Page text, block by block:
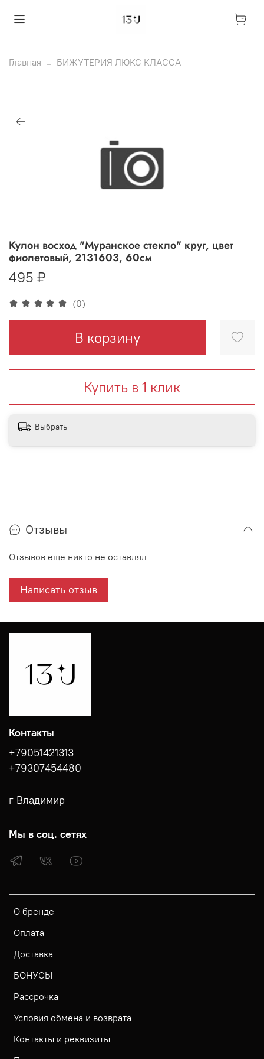
Главная БИЖУТЕРИЯ ЛЮКС КЛАССА
(0)
Кулон восход "Муранское стекло" круг, цвет
фиолетовый, 2131603, 60см
495 ₽
В корзину
Купить в 1 клик
Выбрать
Отзывы
Отзывов еще никто не оставлял
Написать отзыв
О бренде
Оплата
Доставка
БОНУСЫ
Рассрочка
Условия обмена и возврата
Контакты и реквизиты
Контакты
+79051421313
+79307454480
г Владимир
Мы в соц. сетях